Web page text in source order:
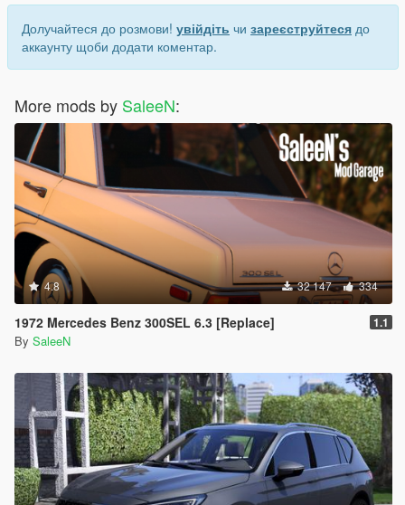
Долучайтеся до розмови! увійдіть чи зареєструйтеся до
аккаунту щоби додати коментар.
More mods by SaleeN:
4.8 32 147 334
1972 Mercedes Benz 300SEL 6.3 [Replace] 1.1
By SaleeN